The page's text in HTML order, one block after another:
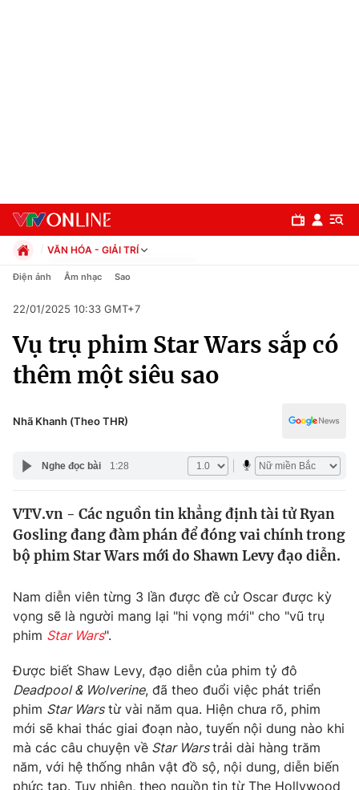
Chuyên mục
Chính trị
Pháp luật
Thế giới
Thế giới đó đây
Câu chuyện quốc tế
Kinh tế
Tài chính
Thị trường
Góc doanh nghiệp
Dữ liệu và đời sống
Truyền hình
Phim VTV
Hậu trường
Nhân vật
Giải trí
Điện ảnh
Đời sống
VĂN HÓA - GIẢI TRÍ
Chính trị
Pháp luật
Kinh tế
Thể thao
Truyền hình
Y tế
Công nghệ
Điện ảnh Âm nhạc Sao
22/01/2025 10:33 GMT+7
Vụ trụ phim Star Wars sắp có
thêm một siêu sao
Nhã Khanh (Theo THR)
Nghe đọc bài 1:28
VTV.vn - Các nguồn tin khẳng định tài tử Ryan
Gosling đang đàm phán để đóng vai chính trong
bộ phim Star Wars mới do Shawn Levy đạo diễn.
Nam diễn viên từng 3 lần được đề cử Oscar được kỳ
vọng sẽ là người mang lại "hi vọng mới" cho "vũ trụ
phim Star Wars".
Được biết Shaw Levy, đạo diễn của phim tỷ đô
Deadpool & Wolverine, đã theo đuổi việc phát triển
phim Star Warstừ vài năm qua. Hiện chưa rõ, phim
mới sẽ khai thác giai đoạn nào, tuyến nội dung nào khi
mà các câu chuyện về Star Warstrải dài hàng trăm
năm, với hệ thống nhân vật đồ sộ, nội dung, diễn biến
phức tạp. Tuy nhiên, theo nguồn tin từ The Hollywood